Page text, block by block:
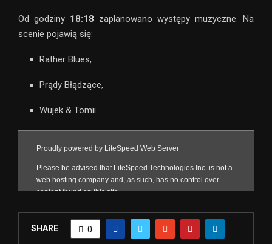
Od godziny 18:18 zaplanowano występy muzyczne. Na
scenie pojawią się:
Rather Blues,
Prądy Błądzące,
Wujek & Tomii.
SHARE 0